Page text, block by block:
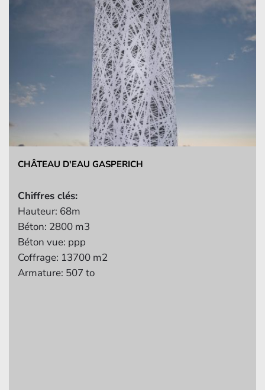
CHÂTEAU D'EAU BASCHARAGE
Chiffres clés:
Hauteur: 44m
Béton: 5200m3
Coffrage:8500m2
Armature:900 to